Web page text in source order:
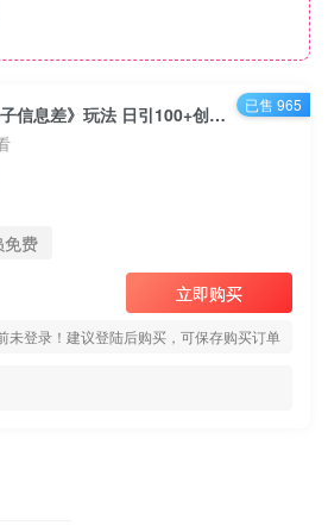
小红书批量操作《1000个野路子信息差》玩法 日引100+创业粉 一分钟一个图文
免费
立即购买
未登录！建议登陆后购买，可保存购买订单
已售 965